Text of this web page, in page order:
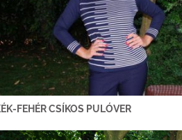
FEHÉR CSÍKOS PULÓVER